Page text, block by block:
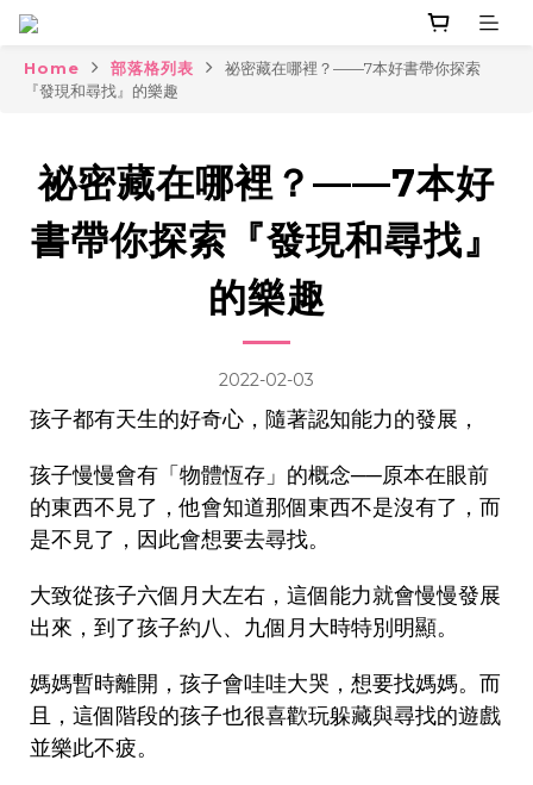
Home 部落格列表
祕密藏在哪裡？——7本好書帶你探索
『發現和尋找』的樂趣
祕密藏在哪裡？——7本好
書帶你探索『發現和尋找』
的樂趣
2022-02-03
孩子都有天生的好奇心，隨著認知能力的發展，
孩子慢慢會有「物體恆存」的概念──原本在眼前
的東西不見了，他會知道那個東西不是沒有了，而
是不見了，因此會想要去尋找。
大致從孩子六個月大左右，這個能力就會慢慢發展
出來，到了孩子約八、九個月大時特別明顯。
媽媽暫時離開，孩子會哇哇大哭，想要找媽媽。而
且，這個階段的孩子也很喜歡玩躲藏與尋找的遊戲
並樂此不疲。